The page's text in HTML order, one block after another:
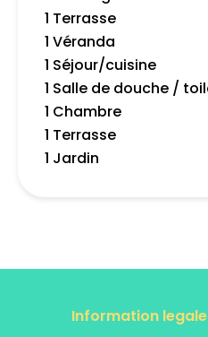
1 Terrasse
1 Véranda
1 Séjour/cuisine
1 Salle de douche /
1 Chambre
1 Terrasse
1 Jardin
Information